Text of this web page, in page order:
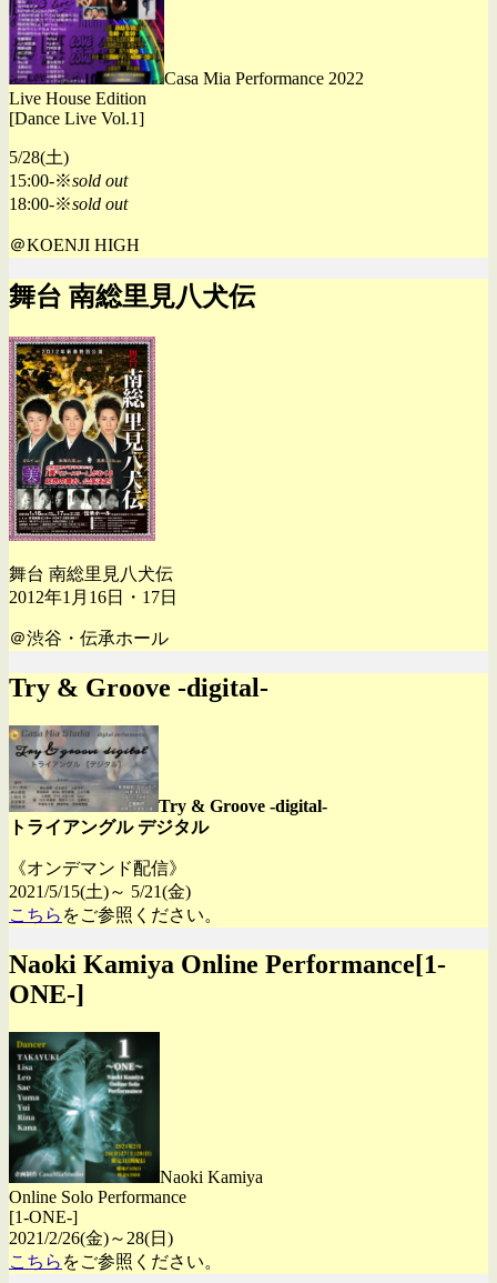
Casa Mia Performance 2022
Live House Edition
[Dance Live Vol.1]
5/28(土)
15:00-※sold out
18:00-※sold out
＠KOENJI HIGH
舞台 南総里見八犬伝
舞台 南総里見八犬伝
2012年1月16日・17日
＠渋谷・伝承ホール
Try & Groove -digital-
Try & Groove -digital-
トライアングル デジタル
《オンデマンド配信》
2021/5/15(土)～ 5/21(金)
こちら をご参照ください。
Naoki Kamiya Online Performance[1-
ONE-]
Naoki Kamiya
Online Solo Performance
[1-ONE-]
2021/2/26(金)～28(日)
こちら をご参照ください。